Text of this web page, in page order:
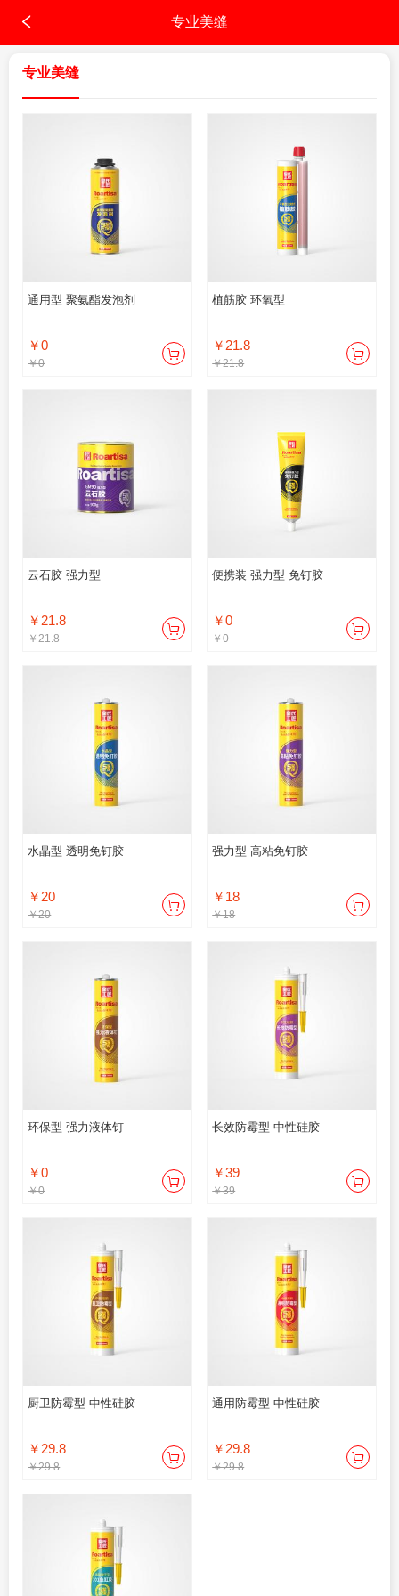
专业美缝
专业美缝
通用型 聚氨酯发泡剂
￥0
￥0
植筋胶 环氧型
￥21.8
￥21.8
云石胶 强力型
￥21.8
￥21.8
便携装 强力型 免钉胶
￥0
￥0
水晶型 透明免钉胶
￥20
￥20
强力型 高粘免钉胶
￥18
￥18
环保型 强力液体钉
￥0
￥0
长效防霉型 中性硅胶
￥39
￥39
厨卫防霉型 中性硅胶
￥29.8
￥29.8
通用防霉型 中性硅胶
￥29.8
￥29.8